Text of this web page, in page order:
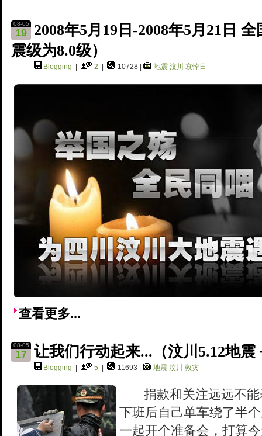
08-05
19
2008年5月19日-2008年5月21日
震级为8.0级）
Blogging 2 10728 | 地震 汶川 哀悼日
查看更多...
08-05
17 让我们行动起来...（汶川5.12地
Blogging 5 11693 | 地震 汶川 救灾
捐款和关注远远不能
下班后自己单车绕了半
一起开个准备会，打算